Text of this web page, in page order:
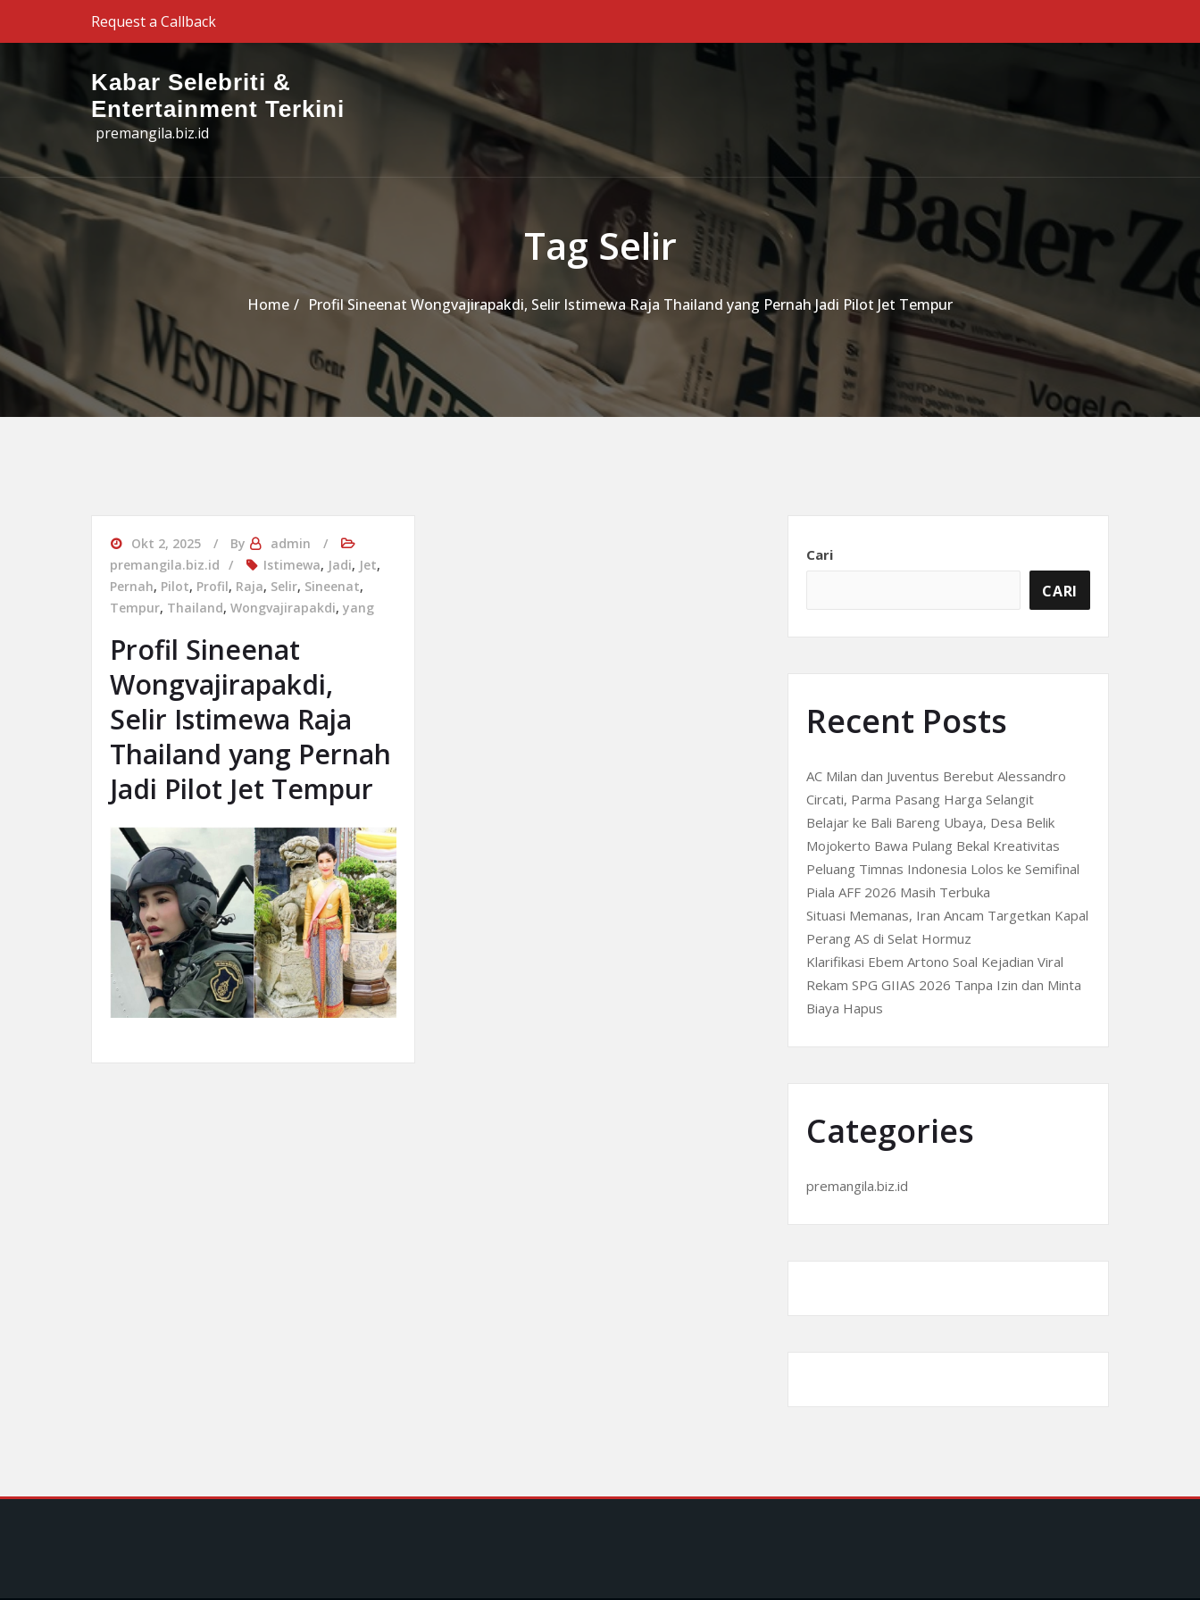
Skip to the contentRequest a Callback
Kabar Selebriti &
Entertainment Terkini
premangila.biz.id
Tag Selir
Home Profil Sineenat Wongvajirapakdi, Selir Istimewa Raja Thailand yang Pernah Jadi Pilot Jet Tempur
Okt 2, 2025 By
admin
premangila.biz.id
Istimewa, Jadi, Jet,
Pernah, Pilot, Profil, Raja, Selir, Sineenat,
Tempur, Thailand, Wongvajirapakdi, yang
Profil Sineenat
Wongvajirapakdi,
Selir Istimewa Raja
Thailand yang Pernah
Jadi Pilot Jet Tempur
Cari
CARI
Recent Posts
AC Milan dan Juventus Berebut Alessandro
Circati, Parma Pasang Harga Selangit
Belajar ke Bali Bareng Ubaya, Desa Belik
Mojokerto Bawa Pulang Bekal Kreativitas
Peluang Timnas Indonesia Lolos ke Semifinal
Piala AFF 2026 Masih Terbuka
Situasi Memanas, Iran Ancam Targetkan Kapal
Perang AS di Selat Hormuz
Klarifikasi Ebem Artono Soal Kejadian Viral
Rekam SPG GIIAS 2026 Tanpa Izin dan Minta
Biaya Hapus
Categories
premangila.biz.id